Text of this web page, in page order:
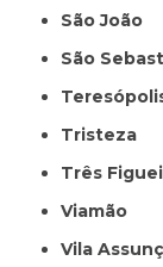
São João
São
Tristeza
Três
Viamão
Vila